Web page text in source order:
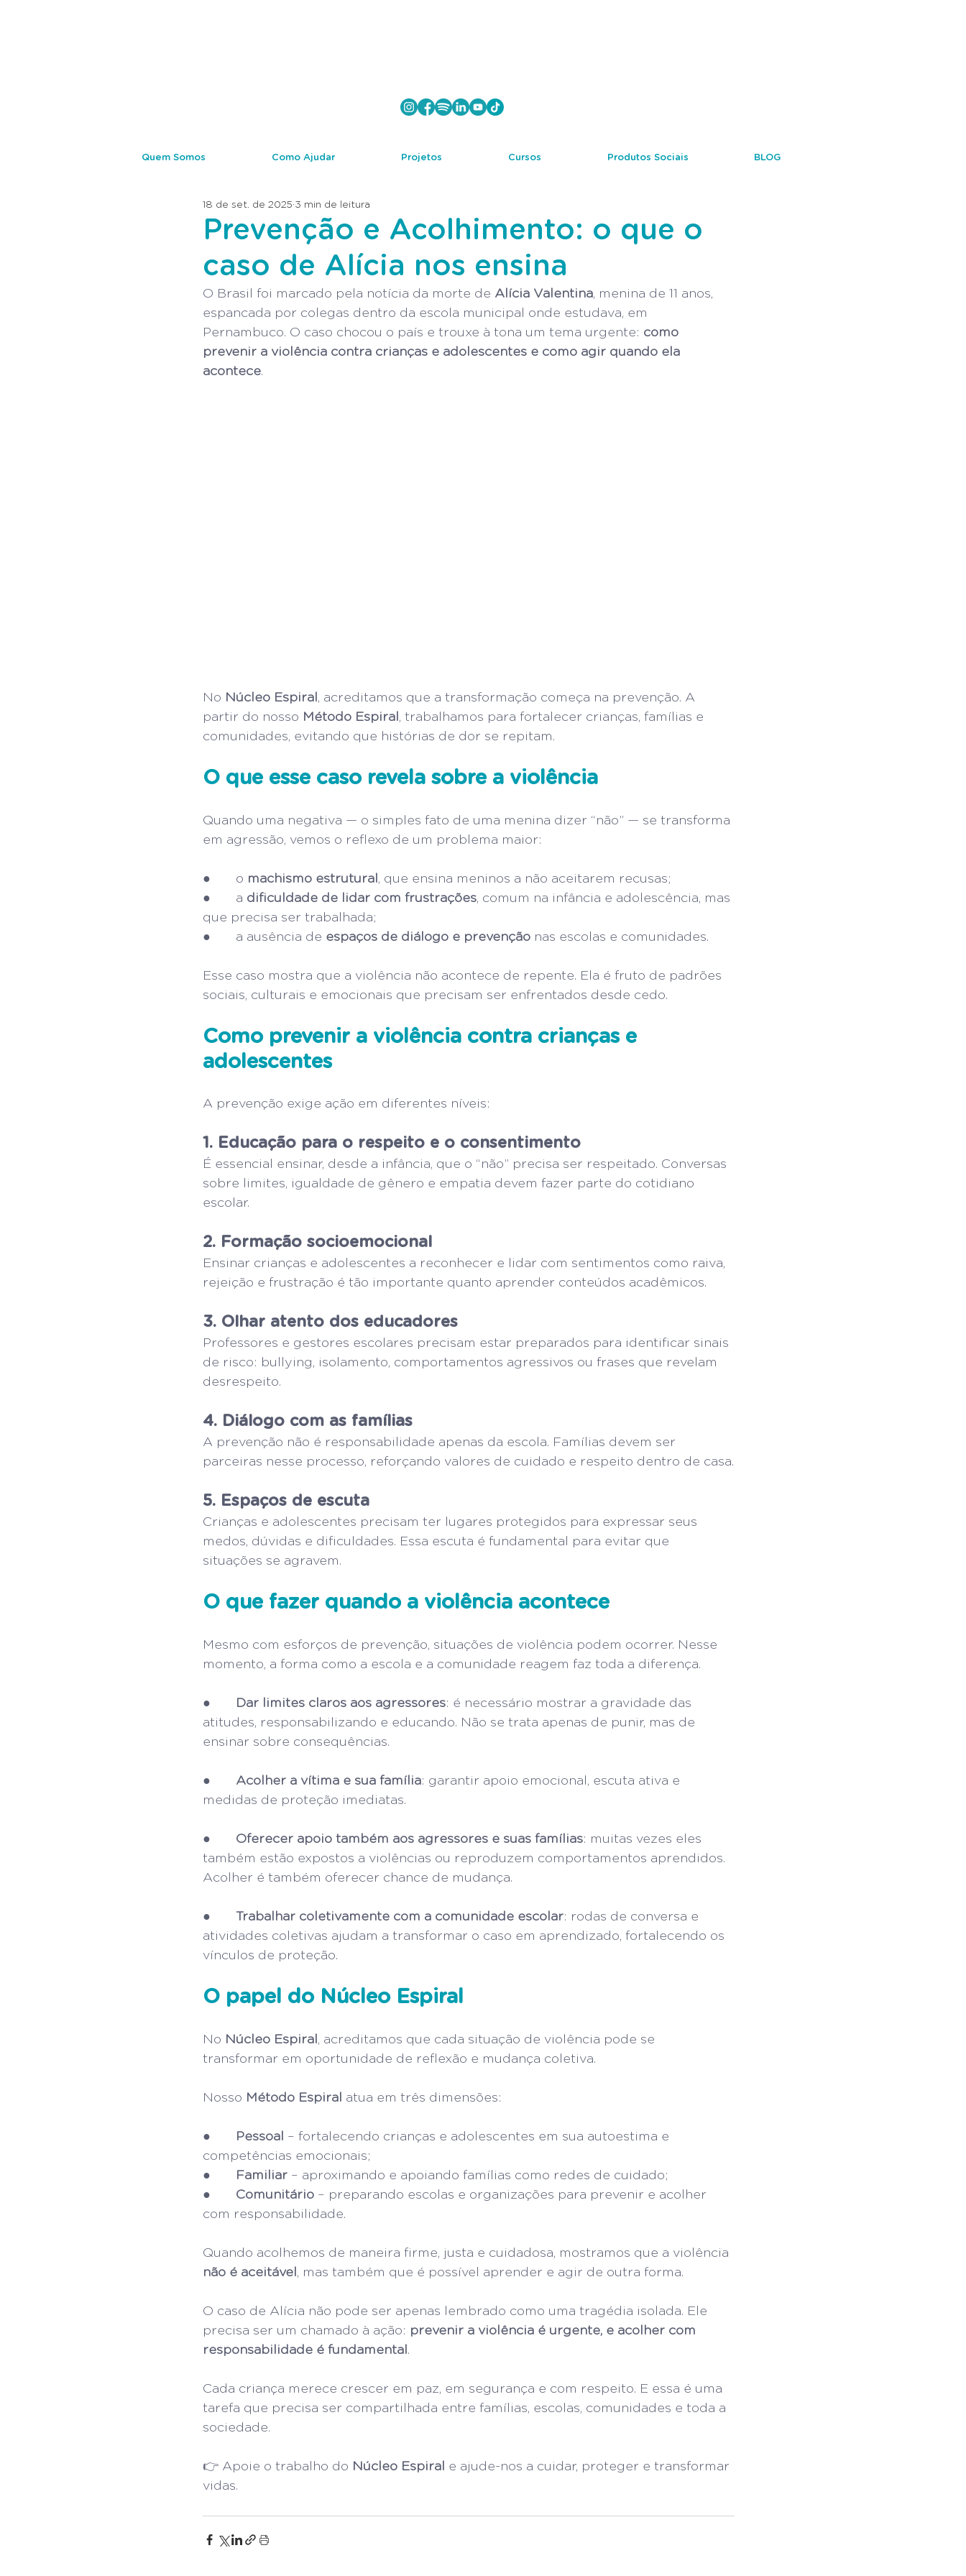
Quem Somos Como Ajudar Projetos Cursos Produtos Sociais BLOG
Prevenção e Acolhimento: o que o
caso de Alícia nos ensina
18 de set. de 2025 3 min de leitura
O Brasil foi marcado pela notícia da morte de Alícia Valentina, menina de 11 anos,
espancada por colegas dentro da escola municipal onde estudava, em
Pernambuco. O caso chocou o país e trouxe à tona um tema urgente: como
prevenir a violência contra crianças e adolescentes e como agir quando ela
acontece.
No Núcleo Espiral, acreditamos que a transformação começa na prevenção. A
partir do nosso Método Espiral, trabalhamos para fortalecer crianças, famílias e
comunidades, evitando que histórias de dor se repitam.
O que esse caso revela sobre a violência
Quando uma negativa — o simples fato de uma menina dizer “não” — se transforma
em agressão, vemos o reflexo de um problema maior:
●       o machismo estrutural, que ensina meninos a não aceitarem recusas;
●       a dificuldade de lidar com frustrações, comum na infância e adolescência, mas
que precisa ser trabalhada;
●       a ausência de espaços de diálogo e prevenção nas escolas e comunidades.
Esse caso mostra que a violência não acontece de repente. Ela é fruto de padrões
sociais, culturais e emocionais que precisam ser enfrentados desde cedo.
Como prevenir a violência contra crianças e
adolescentes
A prevenção exige ação em diferentes níveis:
1. Educação para o respeito e o consentimento
É essencial ensinar, desde a infância, que o “não” precisa ser respeitado. Conversas
sobre limites, igualdade de gênero e empatia devem fazer parte do cotidiano
escolar.
2. Formação socioemocional
Ensinar crianças e adolescentes a reconhecer e lidar com sentimentos como raiva,
rejeição e frustração é tão importante quanto aprender conteúdos acadêmicos.
3. Olhar atento dos educadores
Professores e gestores escolares precisam estar preparados para identificar sinais
de risco: bullying, isolamento, comportamentos agressivos ou frases que revelam
desrespeito.
4. Diálogo com as famílias
A prevenção não é responsabilidade apenas da escola. Famílias devem ser
parceiras nesse processo, reforçando valores de cuidado e respeito dentro de casa.
5. Espaços de escuta
Crianças e adolescentes precisam ter lugares protegidos para expressar seus
medos, dúvidas e dificuldades. Essa escuta é fundamental para evitar que
situações se agravem.
O que fazer quando a violência acontece
Mesmo com esforços de prevenção, situações de violência podem ocorrer. Nesse
momento, a forma como a escola e a comunidade reagem faz toda a diferença.
● Dar limites claros aos agressores: é necessário mostrar a gravidade das
atitudes, responsabilizando e educando. Não se trata apenas de punir, mas de
ensinar sobre consequências.
● Acolher a vítima e sua família: garantir apoio emocional, escuta ativa e
medidas de proteção imediatas.
● Oferecer apoio também aos agressores e suas famílias: muitas vezes eles
também estão expostos a violências ou reproduzem comportamentos aprendidos.
Acolher é também oferecer chance de mudança.
● Trabalhar coletivamente com a comunidade escolar: rodas de conversa e
atividades coletivas ajudam a transformar o caso em aprendizado, fortalecendo os
vínculos de proteção.
O papel do Núcleo Espiral
No Núcleo Espiral, acreditamos que cada situação de violência pode se
transformar em oportunidade de reflexão e mudança coletiva.
Nosso Método Espiral atua em três dimensões:
● Pessoal – fortalecendo crianças e adolescentes em sua autoestima e
competências emocionais;
●
Familiar – aproximando e apoiando famílias como redes de cuidado;
● Comunitário – preparando escolas e organizações para prevenir e acolher
com responsabilidade.
Quando acolhemos de maneira firme, justa e cuidadosa, mostramos que a violência
não é aceitável, mas também que é possível aprender e agir de outra forma.
O caso de Alícia não pode ser apenas lembrado como uma tragédia isolada. Ele
precisa ser um chamado à ação: prevenir a violência é urgente, e acolher com
responsabilidade é fundamental.
Cada criança merece crescer em paz, em segurança e com respeito. E essa é uma
tarefa que precisa ser compartilhada entre famílias, escolas, comunidades e toda a
sociedade.
👉 Apoie o trabalho do Núcleo Espiral e ajude-nos a cuidar, proteger e transformar
vidas.